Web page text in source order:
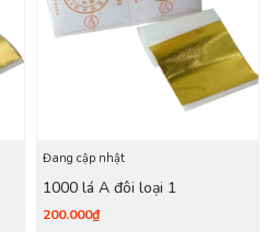
Đang cập nhật
1000 lá A đôi loại 1
200.000₫